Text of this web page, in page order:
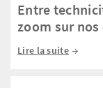
Entre
zoom sur
Lire la suite